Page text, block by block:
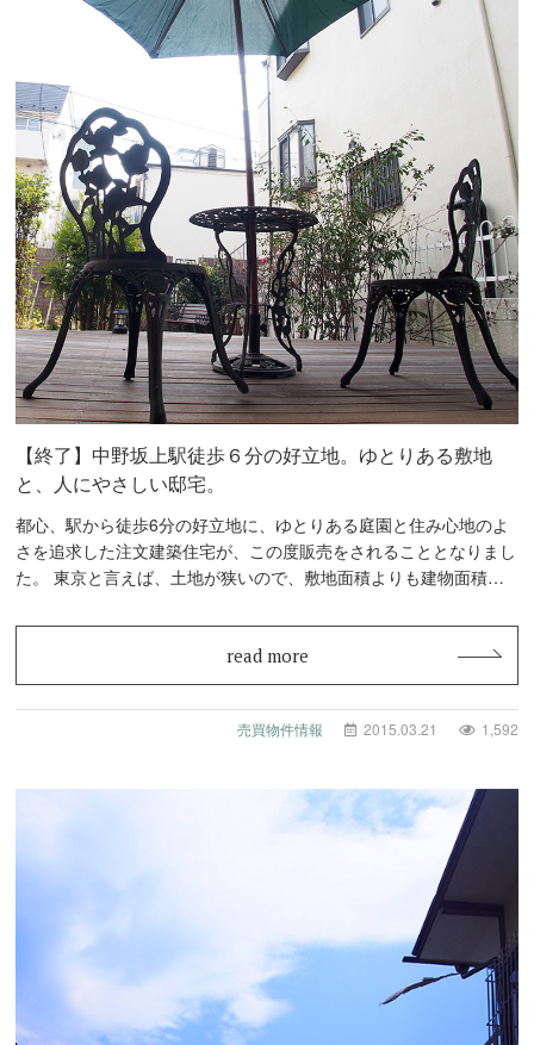
【終了】中野坂上駅徒歩６分の好立地。ゆとりある敷地
と、人にやさしい邸宅。
都心、駅から徒歩6分の好立地に、ゆとりある庭園と住み心地のよ
さを追求した注文建築住宅が、この度販売をされることとなりまし
た。 東京と言えば、土地が狭いので、敷地面積よりも建物面積が
read more
売買物件情報 2015.03.21 1,592